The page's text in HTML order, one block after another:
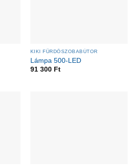
KIKI FÜRDŐSZOBABÚTOR
Lámpa 500-LED
91 300 Ft